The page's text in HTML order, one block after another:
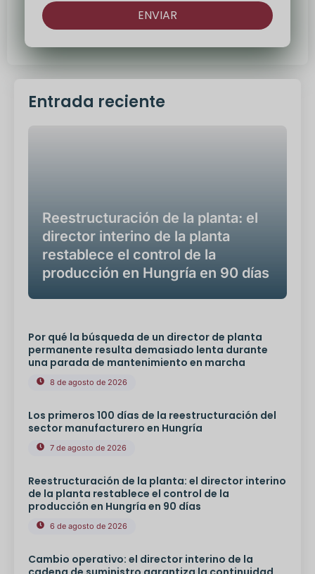
ENVIAR
Entrada reciente
Reestructuración de la planta: el
director interino de la planta
restablece el control de la
producción en Hungría en 90 días
Por qué la búsqueda de un director de planta
permanente resulta demasiado lenta durante
una parada de mantenimiento en marcha
8 de agosto de 2026
Los primeros 100 días de la reestructuración del
sector manufacturero en Hungría
7 de agosto de 2026
Reestructuración de la planta: el director interino
de la planta restablece el control de la
producción en Hungría en 90 días
6 de agosto de 2026
Cambio operativo: el director interino de la